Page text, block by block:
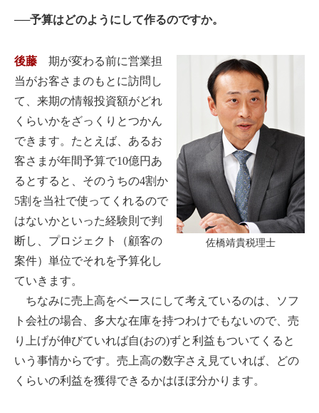
──予算はどのようにして作るのですか。
佐橋靖貴税理士
後藤 期が変わる前に営業担
当がお客さまのもとに訪問し
て、来期の情報投資額がどれ
くらいかをざっくりとつかん
できます。たとえば、あるお
客さまが年間予算で10億円あ
るとすると、そのうちの4割か
5割を当社で使ってくれるので
はないかといった経験則で判
断し、プロジェクト（顧客の
案件）単位でそれを予算化し
ていきます。
ちなみに売上高をベースにして考えているのは、ソフ
ト会社の場合、多大な在庫を持つわけでもないので、売
り上げが伸びていれば自(おの)ずと利益もついてくると
いう事情からです。売上高の数字さえ見ていれば、どの
くらいの利益を獲得できるかはほぼ分かります。